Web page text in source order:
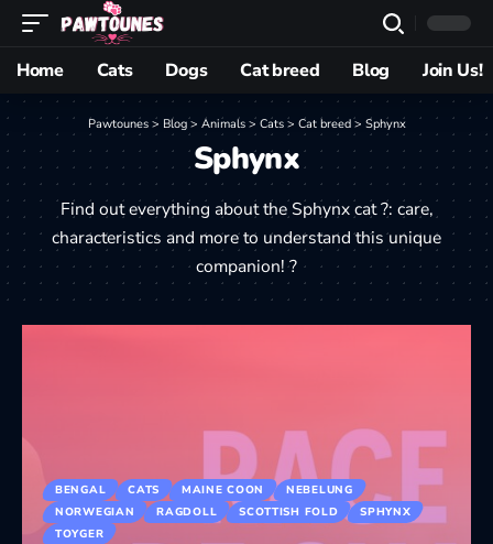
Home Cats Dogs Cat breed Blog Join Us!
Pawtounes> Blog> Animals> Cats> Cat breed> Sphynx
Sphynx
Find out everything about the Sphynx cat ?: care,
characteristics and more to understand this unique
companion! ?
BENGAL CATS MAINE COON
NEBELUNG
NORWEGIAN
RAGDOLL SCOTTISH FOLD
SPHYNX
TOYGER